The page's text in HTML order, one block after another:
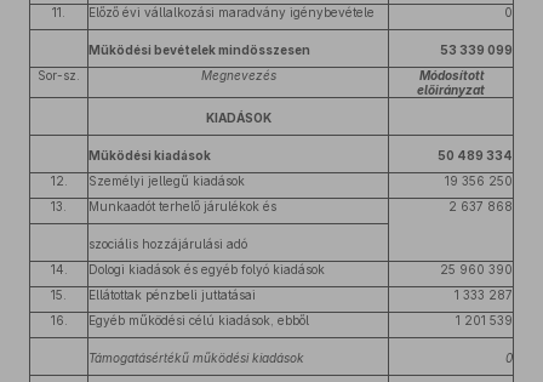
11.
Előző évi vállalkozási maradvány igénybevétele 0
Működési bevételek mindösszesen
53 339 099
Sor-sz.
Megnevezés
Módosított
előirányzat
KIADÁSOK
Működési kiadások
50 489 334
12.
Személyi jellegű kiadások
19 356 250
13.
Munkaadót terhelő járulékok és 2 637 868
szociális hozzájárulási adó
14.
Dologi kiadások és egyéb folyó kiadások
25 960 390
15.
Ellátottak pénzbeli juttatásai
1 333 287
16.
Egyéb működési célú kiadások, ebből 1 201 539
Támogatásértékű működési kiadások 0